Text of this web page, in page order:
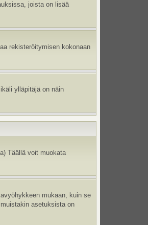
joista on lisää
rekisteröitymisen kokonaan
ylläpitäjä on näin
Täällä voit muokata
mukaan, kuin se
asetuksista on